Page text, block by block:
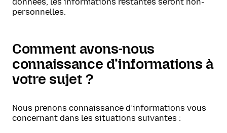
personnelles.
Comment avons-nous
connaissance d’informations à
votre sujet ?
Nous prenons connaissance d’informations vous
concernant dans les situations suivantes :